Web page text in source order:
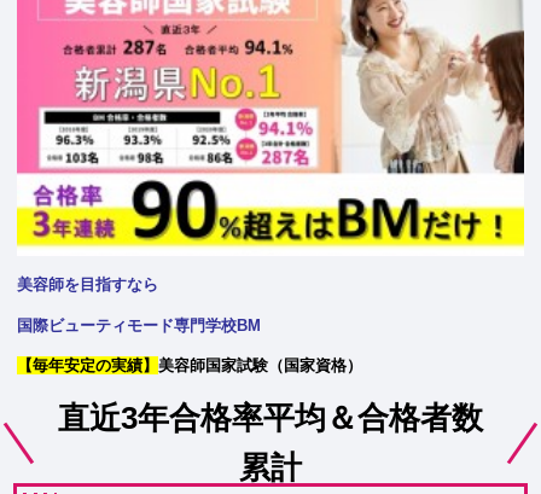
美容師を目指すなら
国際ビューティモード専門学校BM
【毎年安定の実績】 美容師国家試験（国家資格）
直近3年合格率平均＆合格者数
累計